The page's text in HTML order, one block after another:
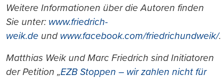
Weitere Informationen über die Autoren finden
Sie unter: www.friedrich-
weik.de und www.facebook.com/friedrichundweik/.
Matthias Weik und Marc Friedrich sind Initiatoren
der Petition „EZB Stoppen – wir zahlen nicht für